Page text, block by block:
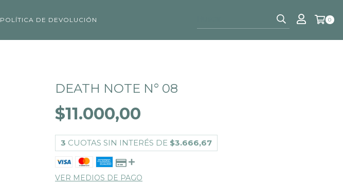
POLÍTICA DE DEVOLUCIÓN 0
DEATH NOTE N° 08
$11.000,00
3 CUOTAS SIN INTERÉS DE $3.666,67
VER MEDIOS DE PAGO